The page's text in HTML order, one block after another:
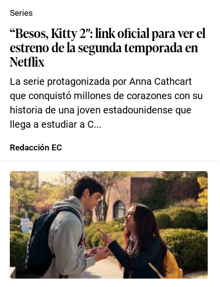
“Besos, Kitty 2″: link oficial para ver el
estreno de la segunda temporada en
Netflix
La serie protagonizada por Anna Cathcart
que conquistó millones de corazones con su
historia de una joven estadounidense que
llega a estudiar a C...
Series
Redacción EC